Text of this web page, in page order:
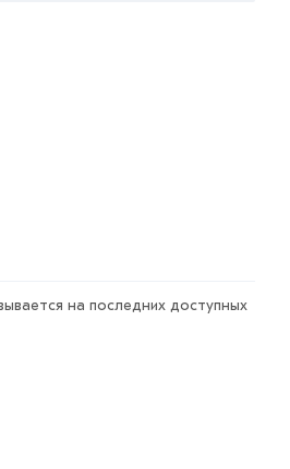
на последних доступных